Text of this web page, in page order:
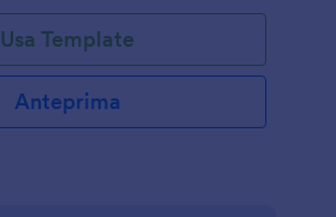
Usa Template
Anteprima